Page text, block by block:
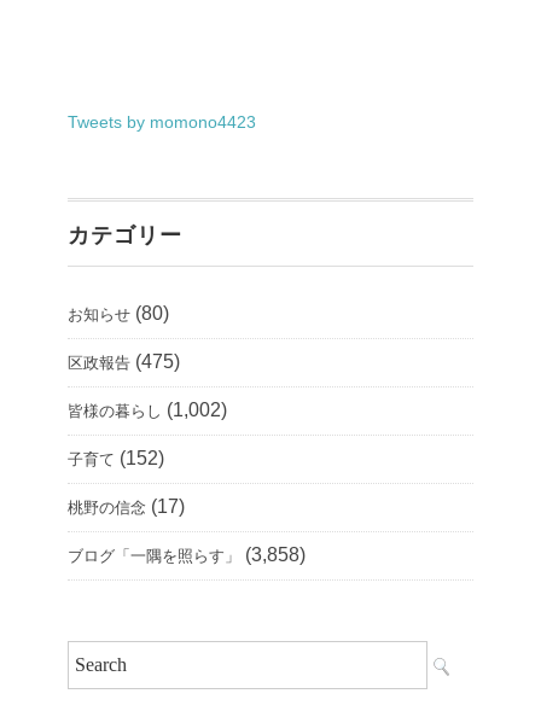
Tweets by momono4423
カテゴリー
お知らせ (80)
区政報告 (475)
皆様の暮らし (1,002)
子育て (152)
桃野の信念 (17)
ブログ「一隅を照らす」 (3,858)